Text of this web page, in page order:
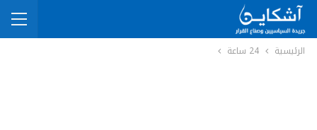
الرئيسية 24 ساعة